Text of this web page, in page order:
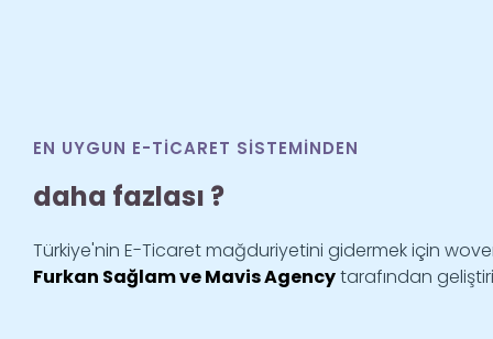
EN UYGUN E-TICARET SISTEMINDEN
daha fazlası ?
Türkiye'nin E-Ticaret mağduriyetini gidermek için
Furkan Sağlam ve Mavis Agencytarafından